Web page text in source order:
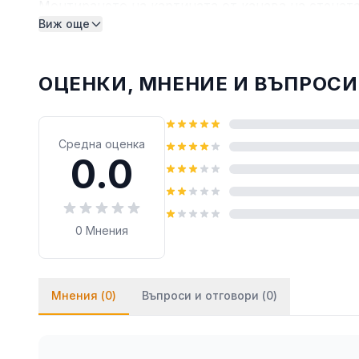
монтират на стената посредством
Виж още
ОЦЕНКИ, МНЕНИЕ И ВЪПРОСИ
Средна оценка
0.0
0 Мнения
Мнения (0) Въпроси и отговори (0)